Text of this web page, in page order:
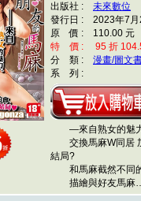
出版社 : 未來數位
發行日 : 2023年7月
原 價 : 110.00 元
特 價 : 95 折
分 類 : 漫畫/圖文
系 列 :
—來自熟女的魅力
交換馬麻W同居
結局?
和馬麻截然不同的
描繪與好友馬